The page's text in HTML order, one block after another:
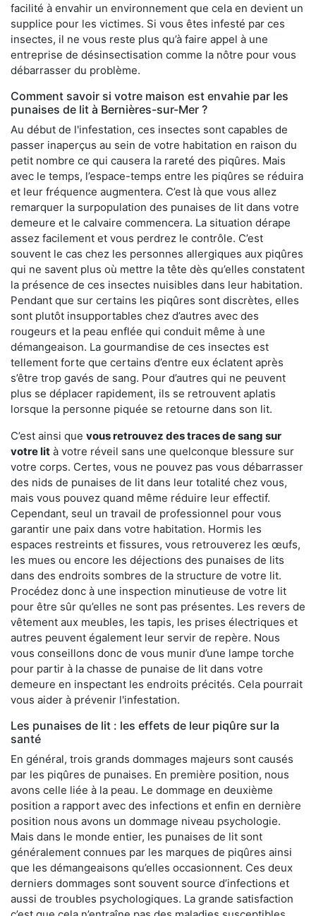
facilité à envahir un environnement que cela en devient un
supplice pour les victimes. Si vous êtes infesté par ces
insectes, il ne vous reste plus qu’à faire appel à une
entreprise de désinsectisation comme la nôtre pour vous
débarrasser du problème.
Comment savoir si votre maison est envahie par les
punaises de lit à Bernières-sur-Mer ?
Au début de l'infestation, ces insectes sont capables de
passer inaperçus au sein de votre habitation en raison du
petit nombre ce qui causera la rareté des piqûres. Mais
avec le temps, l’espace-temps entre les piqûres se réduira
et leur fréquence augmentera. C’est là que vous allez
remarquer la surpopulation des punaises de lit dans votre
demeure et le calvaire commencera. La situation dérape
assez facilement et vous perdrez le contrôle. C’est
souvent le cas chez les personnes allergiques aux piqûres
qui ne savent plus où mettre la tête dès qu’elles constatent
la présence de ces insectes nuisibles dans leur habitation.
Pendant que sur certains les piqûres sont discrètes, elles
sont plutôt insupportables chez d’autres avec des
rougeurs et la peau enflée qui conduit même à une
démangeaison. La gourmandise de ces insectes est
tellement forte que certains d’entre eux éclatent après
s’être trop gavés de sang. Pour d’autres qui ne peuvent
plus se déplacer rapidement, ils se retrouvent aplatis
lorsque la personne piquée se retourne dans son lit.
C’est ainsi que vous retrouvez des traces de sang sur
votre lit à votre réveil sans une quelconque blessure sur
votre corps. Certes, vous ne pouvez pas vous débarrasser
des nids de punaises de lit dans leur totalité chez vous,
mais vous pouvez quand même réduire leur effectif.
Cependant, seul un travail de professionnel pour vous
garantir une paix dans votre habitation. Hormis les
espaces restreints et fissures, vous retrouverez les œufs,
les mues ou encore les déjections des punaises de lits
dans des endroits sombres de la structure de votre lit.
Procédez donc à une inspection minutieuse de votre lit
pour être sûr qu’elles ne sont pas présentes. Les revers de
vêtement aux meubles, les tapis, les prises électriques et
autres peuvent également leur servir de repère. Nous
vous conseillons donc de vous munir d’une lampe torche
pour partir à la chasse de punaise de lit dans votre
demeure en inspectant les endroits précités. Cela pourrait
vous aider à prévenir l'infestation.
Les punaises de lit : les effets de leur piqûre sur la
santé
En général, trois grands dommages majeurs sont causés
par les piqûres de punaises. En première position, nous
avons celle liée à la peau. Le dommage en deuxième
position a rapport avec des infections et enfin en dernière
position nous avons un dommage niveau psychologie.
Mais dans le monde entier, les punaises de lit sont
généralement connues par les marques de piqûres ainsi
que les démangeaisons qu’elles occasionnent. Ces deux
derniers dommages sont souvent source d’infections et
aussi de troubles psychologiques. La grande satisfaction